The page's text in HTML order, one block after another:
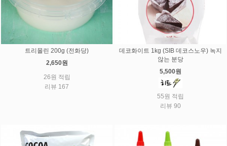
트리몰린 200g (전화당)
2,650원
26원 적립
리뷰 167
데코화이트 1kg (SIB 데코스노우) 녹지
않는 분당
5,500원
55원 적립
리뷰 90